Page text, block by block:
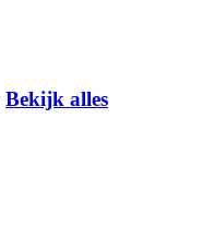
Bekijk alles